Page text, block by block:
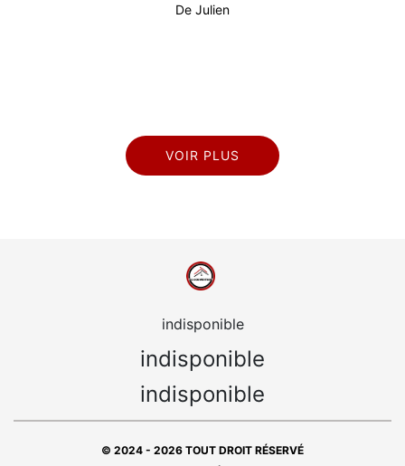
De Julien
VOIR PLUS
indisponible
indisponible
indisponible
© 2024 - 2026 TOUT DROIT RÉSERVÉ